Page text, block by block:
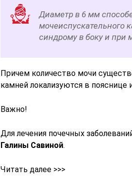
Диаметр в 6 мм
мочеиспускательного
синдрому в боку и при
Причем количество мочи
камней локализуются в пояснице
Важно!
Для лечения почечных
Галины Савиной.
Читать далее >>>